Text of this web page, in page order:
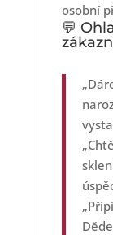
osobní
💬